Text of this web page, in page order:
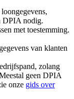
DPIA nodig.
met toestemming.
van klanten
zolang
geen DPIA
onze gids over